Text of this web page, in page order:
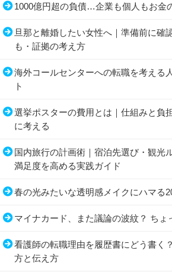
1000億円超の負債…企業も個人もお金
旦那と離婚したい女性へ｜準備前に確
も・証拠の考え方
海外コールセンターへの転職を考える
ト
選挙ポスターの費用とは｜仕組みと負
に考える
国内旅行の計画術｜宿泊先選び・観光
満足度を高める実践ガイド
春の光みたいな透明感メイクにハマる
マイナカード、また議論の波紋？ ちょ
看護師の転職理由を履歴書にどう書く
方と伝え方